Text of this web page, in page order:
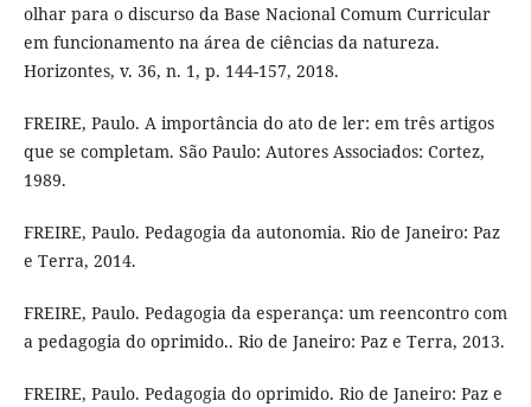
olhar para o discurso da Base Nacional Comum Curricular
em funcionamento na área de ciências da natureza.
Horizontes, v. 36, n. 1, p. 144-157, 2018.
FREIRE, Paulo. A importância do ato de ler: em três artigos
que se completam. São Paulo: Autores Associados: Cortez,
1989.
FREIRE, Paulo. Pedagogia da autonomia. Rio de Janeiro: Paz
e Terra, 2014.
FREIRE, Paulo. Pedagogia da esperança: um reencontro com
a pedagogia do oprimido.. Rio de Janeiro: Paz e Terra, 2013.
FREIRE, Paulo. Pedagogia do oprimido. Rio de Janeiro: Paz e